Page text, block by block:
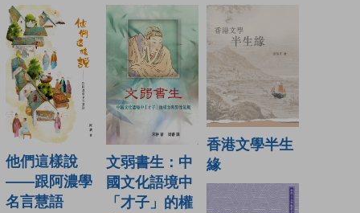
他們這樣說
——跟阿濃學
名言慧語
文弱書生：中
國文化語境中
「才子」的權
香港文學半生
緣